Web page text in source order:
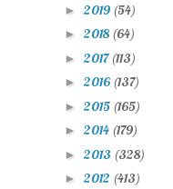
► 2019 (54)
► 2018 (64)
► 2017(113)
► 2016 (137)
► 2015 (165)
► 2014 (179)
► 2013 (328)
► 2012 (413)